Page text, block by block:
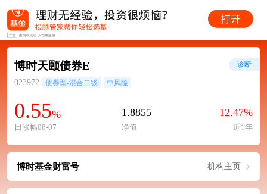
博时天颐债券E
023972 债券型-混合二级 中风险
0.55%
日涨幅08-07
1.8855
净值
12.47%
近1年
诊断
博时基金财富号 机构主页